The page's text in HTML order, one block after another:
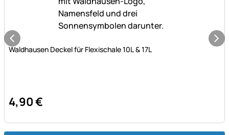
Noch keine Bewertungen abgegeben
Waldhausen Deckel für Flexischale 10L & 17L
4,90€